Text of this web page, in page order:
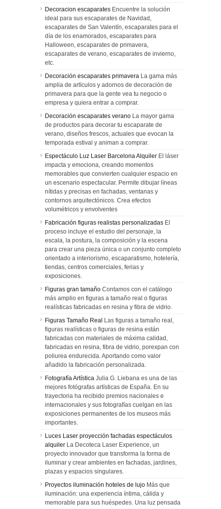
Decoracion escaparates Encuentre la solución
ideal para sus escaparates de Navidad,
escaparates de San Valentín, escaparates para el
día de los enamorados, escaparates para
Halloween, escaparates de primavera,
escaparates de verano, escaparates de invierno,
etc.
Decoración escaparates primavera La gama más
amplia de artículos y adornos de decoración de
primavera para que la gente vea tu negocio o
empresa y quiera entrar a comprar.
Decoración escaparates verano La mayor gama
de productos para decorar tu escaparate de
verano, diseños frescos, actuales que evocan la
temporada estival y animan a comprar.
Espectáculo Luz Laser Barcelona Alquiler El láser
impacta y emociona, creando momentos
memorables que convierten cualquier espacio en
un escenario espectacular. Permite dibujar líneas
nítidas y precisas en fachadas, ventanas y
contornos arquitectónicos. Crea efectos
volumétricos y envolventes
Fabricación figuras realistas personalizadas El
proceso incluye el estudio del personaje, la
escala, la postura, la composición y la escena
para crear una pieza única o un conjunto completo
orientado a interiorismo, escaparatismo, hotelería,
tiendas, centros comerciales, ferias y
exposiciones.
Figuras gran tamaño Contamos con el catálogo
más amplio en figuras a tamaño real o figuras
realísticas fabricadas en resina y fibra de vidrio.
Figuras Tamaño Real Las figuras a tamaño real,
figuras realísticas o figuras de resina están
fabricadas con materiales de máxima calidad,
fabricadas en resina, fibra de vidrio, porexpan con
poliurea endurecida. Aportando como valor
añadido la fabricación personalizada.
Fotografía Artística Julia G. Liebana es una de las
mejores fotógrafas artísticas de España. En su
trayectoria ha recibido premios nacionales e
internacionales y sus fotografías cuelgan en las
exposiciones permanentes de los museos más
importantes.
Luces Laser proyección fachadas espectáculos
alquiler La Decoteca Laser Experience, un
proyecto innovador que transforma la forma de
iluminar y crear ambientes en fachadas, jardines,
plazas y espacios singulares.
Proyectos iluminación hoteles de lujo Más que
iluminación: una experiencia íntima, cálida y
memorable para sus huéspedes. Una luz pensada